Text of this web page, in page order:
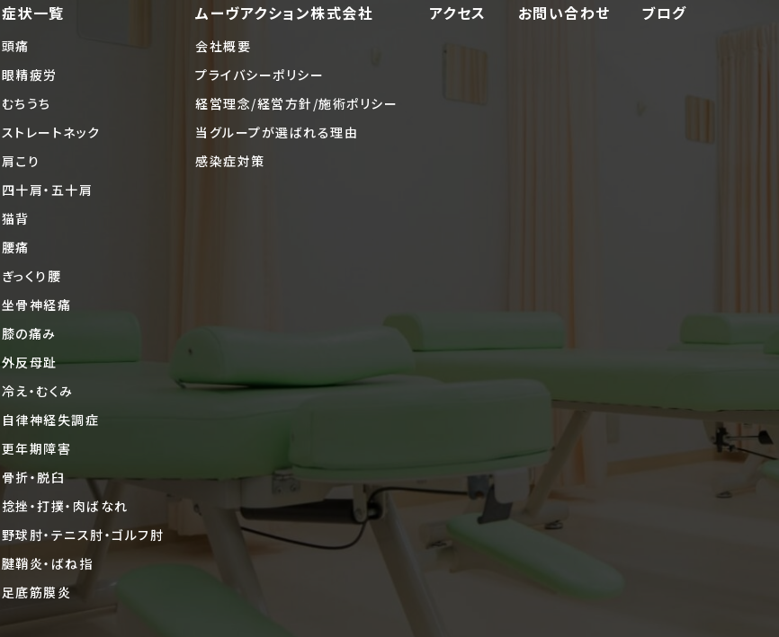
症状一覧
頭痛
眼精疲労
むちうち
ストレートネック
肩こり
四十肩・五十肩
猫背
腰痛
ぎっくり腰
坐骨神経痛
膝の痛み
外反母趾
冷え・むくみ
自律神経失調症
更年期障害
骨折・脱臼
捻挫・打撲・肉ばなれ
野球肘・テニス肘・ゴルフ肘
腱鞘炎・ばね指
足底筋膜炎
ムーヴアクション株式会社
会社概要
プライバシーポリシー
経営理念/経営方針/施術ポリシー
当グループが選ばれる理由
感染症対策
アクセス お問い合わせ ブログ